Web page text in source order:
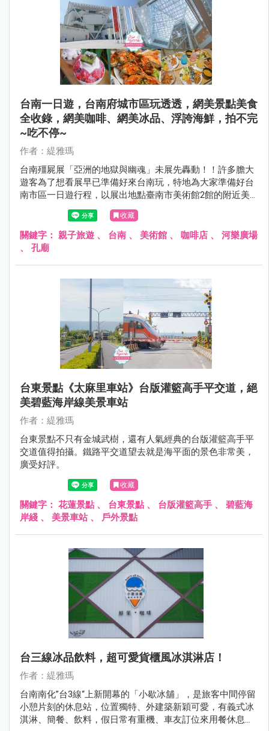
台南一日遊，台南府城市區玩透透，網美景點美食
全收錄，網美咖啡、網美冰品、浮誇海鮮，拍不完
~吃不停~
作者：緹雅瑪
台南殭屍展「亞洲的地獄與幽魂」未展先轟動！！許多膽大
遊客為了想看展早已準備好來台南玩，特地為大家準備好台
南市區一日遊行程，以展出地點臺南市美術館2館的附近美
食景點推薦給大家，想推薦的台南美食景點太多，所以文章
內可依喜好作刪減，人氣名店有可能需要排隊，也要有心理
準備哦~
收藏
關鍵字： 親子旅遊 、 台南 、 美術館 、 咖啡店 、 河樂廣場
、 孔廟
台東景點《太麻里車站》台版灌籃高手平交道，絕
美碧藍海岸線美景車站
作者：緹雅瑪
台東景點不只有金城武樹，還有人氣經典的台版灌籃高手平
交道值得拍攝。鐵路平交道望去就是海平面的景色非常美，
廣受好評。
收藏
關鍵字： 花蓮景點 、 台東景點 、 台版灌籃高手 、 碧藍海
岸綫 、 美景車站、 戶外景點
台三線冰品飲料，超可愛貨櫃風冰淇淋店！
作者：緹雅瑪
台南南化”台3線“上新開幕的「小歇冰舖」，是旅客中間停留
小憩片刻的休息站，位置獨特、外建築新穎可愛，有義式冰
淇淋、簡餐、飲料，假日常有重機、車友訂位來用餐休息，